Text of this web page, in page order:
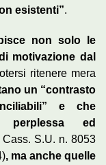
esistenti”.
non solo le
motivazione dal
ritenere mera
un “contrasto
e che
perplessa ed
Cass. S.U. n. 8053
, ma anche quelle